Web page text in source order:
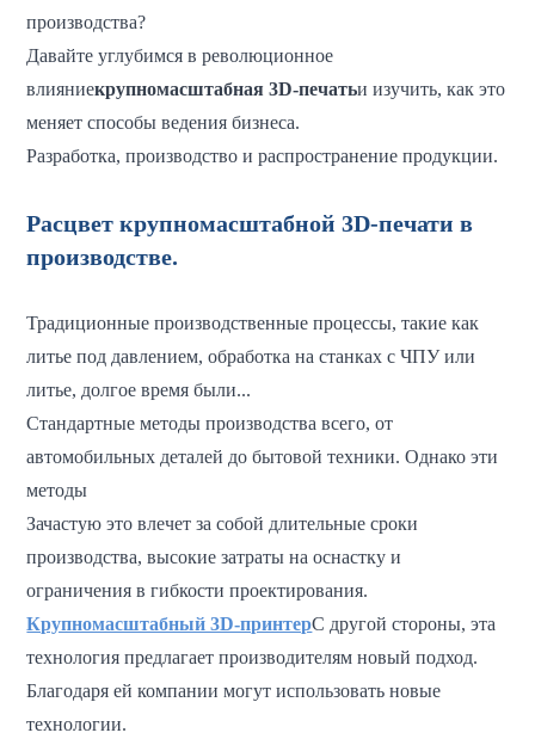
производства?
Давайте углубимся в революционное
влияниекрупномасштабная 3D-печатьи изучить, как это
меняет способы ведения бизнеса.
Разработка, производство и распространение продукции.
Расцвет крупномасштабной 3D-печати в
производстве.
Традиционные производственные процессы, такие как
литье под давлением, обработка на станках с ЧПУ или
литье, долгое время были...
Стандартные методы производства всего, от
автомобильных деталей до бытовой техники. Однако эти
методы
Зачастую это влечет за собой длительные сроки
производства, высокие затраты на оснастку и
ограничения в гибкости проектирования.
Крупномасштабный 3D-принтерС другой стороны, эта
технология предлагает производителям новый подход.
Благодаря ей компании могут использовать новые
технологии.